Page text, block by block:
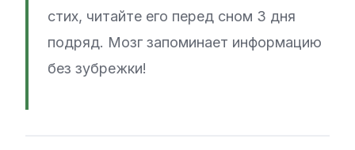
стих, читайте его перед сном 3 дня
подряд. Мозг запоминает информацию
без зубрежки!